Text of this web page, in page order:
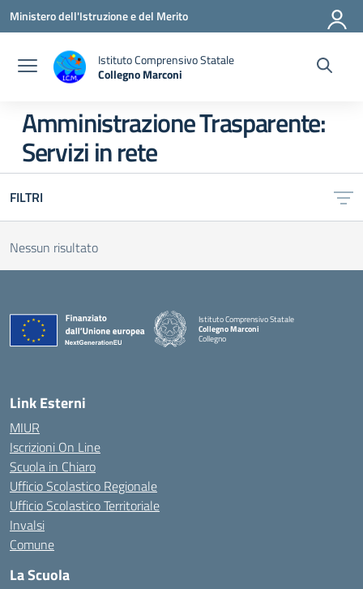
Vai ai contenuti
Vai al menu di navigazione
Vai al footer
Ministero dell'Istruzione e del Merito
Istituto Comprensivo Statale
Collegno Marconi
Amministrazione Trasparente:
Servizi in rete
FILTRI
Nessun risultato
Istituto Comprensivo Statale
Collegno Marconi
Collegno
Link Esterni
MIUR
Iscrizioni On Line
Scuola in Chiaro
Ufficio Scolastico Regionale
Ufficio Scolastico Territoriale
Invalsi
Comune
La Scuola